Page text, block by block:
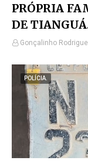
PRÓPRIA
DE
Gonçalinho
POLÍCIA.